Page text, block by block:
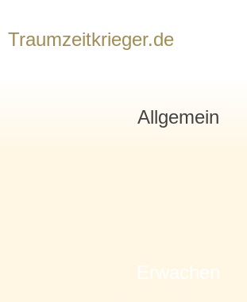
Traumzeitkrieger.de
Allgemein
Erwachen